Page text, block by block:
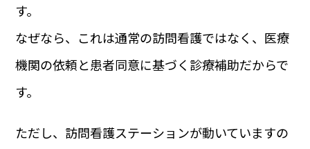
す。
なぜなら、これは通常の訪問看護ではなく、医療
機関の依頼と患者同意に基づく診療補助だからで
す。
ただし、訪問看護ステーションが動いていますの